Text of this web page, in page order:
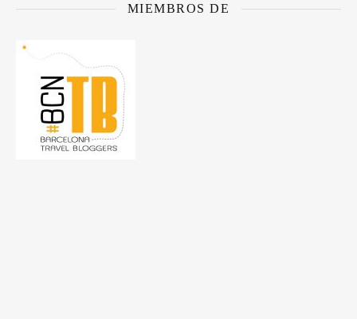
MIEMBROS DE